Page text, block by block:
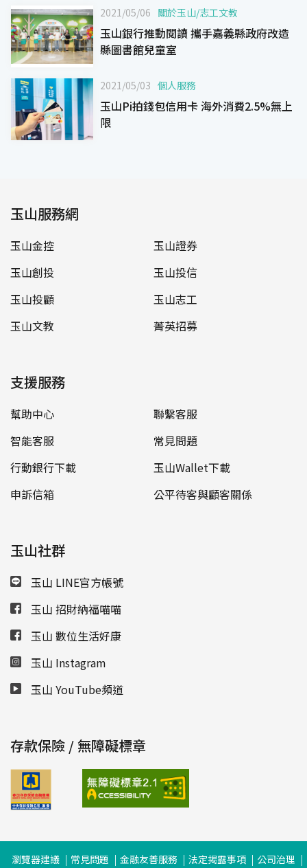
2021/05/06 關於玉山/志工文教
玉山銀行推動閱讀 攜手嘉義縣政府改造
縣圖書館兒童室
2021/05/03 個人服務
玉山Pi拍錢包信用卡 海外消費2.5%無上
限
玉山服務網
玉山金控
玉山證券
玉山創投
玉山投信
玉山投顧
玉山志工
玉山文教
菁英招募
支援服務
幫助中心
聯繫客服
智能客服
常見問題
行動銀行下載
玉山Wallet下載
申訴信箱
公平待客與顧客關係
玉山社群
玉山 LINE官方帳號
玉山 招財納福喵喵
玉山 數位生活好康
玉山 Instagram
玉山 YouTube頻道
存款保險 / 無障礙標章
瀏覽器建議 常見問題 金融友善服務 法定揭露事項 公司治理